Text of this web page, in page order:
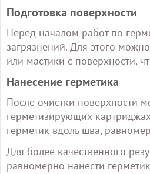
Подготовка поверхности
Перед началом работ по
загрязнений. Для этого
или мастики с поверхности,
Нанесение герметика
После очистки поверхности
герметизирующих
герметик вдоль шва,
Для более качественного
равномерно нанести